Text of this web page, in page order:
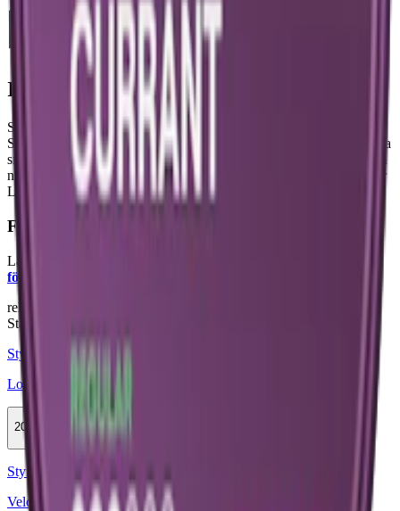
Information om varumärket Loop
Sedan lanseringen i mars 2020 har
Snus Factory som också ligger bakom
, etablerat sig med unika
smaker som Hot Rhubarb och Cassis Bliss. Med nikotinstyrkor från
normal till Hyper Strong och format som mini och slim, kombinerar
Loop smak, design och styrka i sitt innovativa
Färskt vitt snus
Läs mer om hur du förvarar Loop Blackcurrant Strong:
förvarar du snuset rätt"
relaterade produkter
Stark
Styrka Stark · Slim
Loop Licorice Fusion Strong
20-pack
Köp
Styrka Normal · Slim
Velo Dark Blackcurrant 3